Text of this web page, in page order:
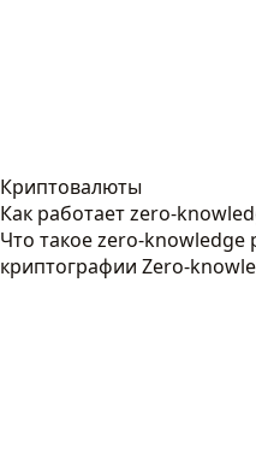
Криптовалюты
Как работает zero-
Что такое zero-
криптографии Zero-